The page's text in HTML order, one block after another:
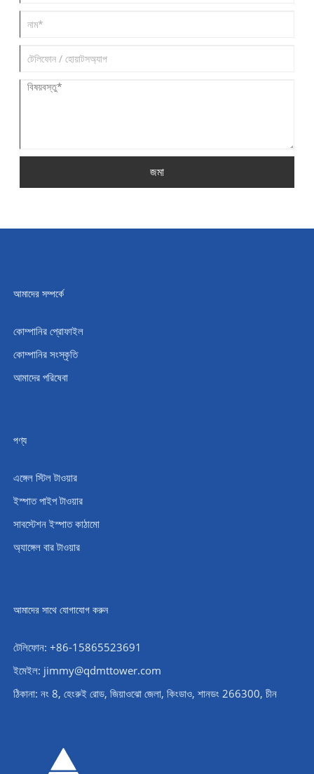
জমা
আমাদের সম্পর্কে
কোম্পানির প্রোফাইল
কোম্পানির সংস্কৃতি
আমাদের পরিষেবা
পণ্য
এঙ্গেল স্টিল টাওয়ার
ইস্পাত পাইপ টাওয়ার
সাবস্টেশন ইস্পাত কাঠামো
অ্যাঙ্গেল বার টাওয়ার
আমাদের সাথে যোগাযোগ করুন
টেলিফোন: +86-15865523691
ইমেইল: jimmy@qdmttower.com
ঠিকানা: নং 8, হেংরুই রোড, জিয়াওঝো জেলা, কিংডাও, শানডং 266300, চীন